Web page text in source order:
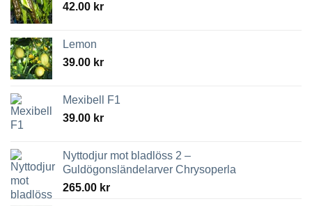
42.00 kr
Lemon
39.00 kr
Mexibell F1
39.00 kr
Nyttodjur mot bladlöss 2 –
Guldögonsländelarver Chrysoperla
265.00 kr